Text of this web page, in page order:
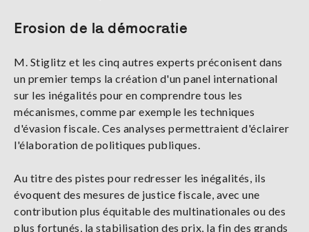
Erosion de la démocratie
M. Stiglitz et les cinq autres experts préconisent dans
un premier temps la création d'un panel international
sur les inégalités pour en comprendre tous les
mécanismes, comme par exemple les techniques
d'évasion fiscale. Ces analyses permettraient d'éclairer
l'élaboration de politiques publiques.
Au titre des pistes pour redresser les inégalités, ils
évoquent des mesures de justice fiscale, avec une
contribution plus équitable des multinationales ou des
plus fortunés, la stabilisation des prix, la fin des grands